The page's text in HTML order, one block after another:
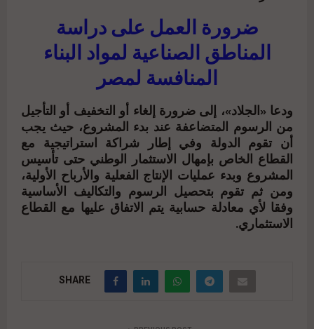
ضرورة العمل على دراسة
المناطق الصناعية لمواد البناء
المنافسة لمصر
ودعا «الجلاد»، إلى ضرورة إلغاء أو التخفيف أو التأجيل
من الرسوم المتضاعفة عند بدء المشروع، حيث يجب
أن تقوم الدولة وفي إطار شراكة استراتيجية مع
القطاع الخاص بإمهال الاستثمار الوطني حتى تأسيس
المشروع وبدء عمليات الإنتاج الفعلية والأرباح الأولية،
ومن ثم تقوم بتحصيل الرسوم والتكاليف الأساسية
وفقا لأي معادلة حسابية يتم الاتفاق عليها مع القطاع
الاستثماري.
SHARE